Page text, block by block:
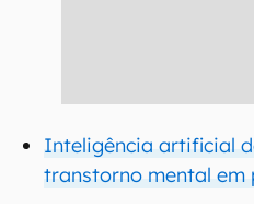
Inteligência artificial
transtorno mental em